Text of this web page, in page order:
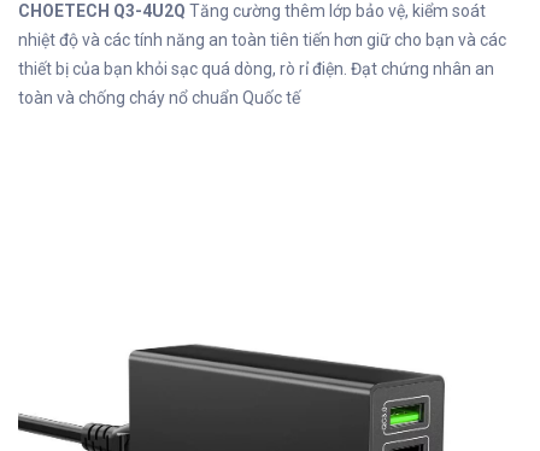
CHOETECH Q3-4U2Q Tăng cường thêm lớp bảo vệ, kiểm soát
nhiệt độ và các tính năng an toàn tiên tiến hơn giữ cho bạn và các
thiết bị của bạn khỏi sạc quá dòng, rò rỉ điện. Đạt chứng nhân an
toàn và chống cháy nổ chuẩn Quốc tế